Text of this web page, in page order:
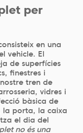
per
en una
vehicle. El
de superfícies
finestres i
tren de
vidres i
bàsica de
la porta, la caixa
el dia del
no és una